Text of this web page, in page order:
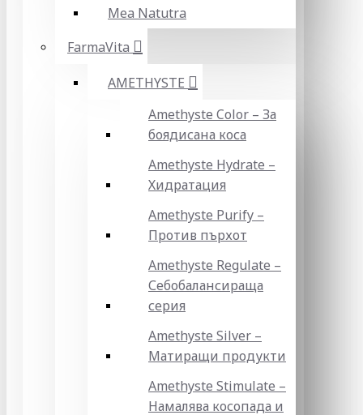
Mea Natutra
FarmaVita
AMETHYSTE
Amethyste Color – За
боядисана коса
Amethyste Hydrate –
Хидратация
Amethyste Purify –
Против пърхот
Amethyste Regulate –
Себобалансираща
серия
Amethyste Silver –
Матиращи продукти
Amethyste Stimulate –
Намалява косопада и